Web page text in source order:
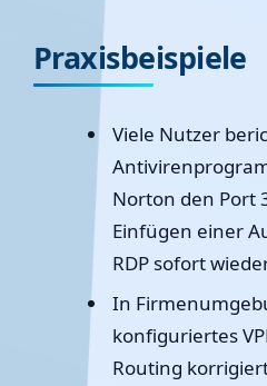
Praxisbeispiele
Viele Nutzer
Norton den Port
Einfügen einer
RDP sofort
In
konfiguriertes
Routing